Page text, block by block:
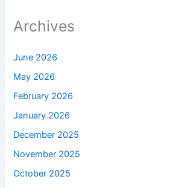
Archives
June 2026
May 2026
February 2026
January 2026
December 2025
November 2025
October 2025